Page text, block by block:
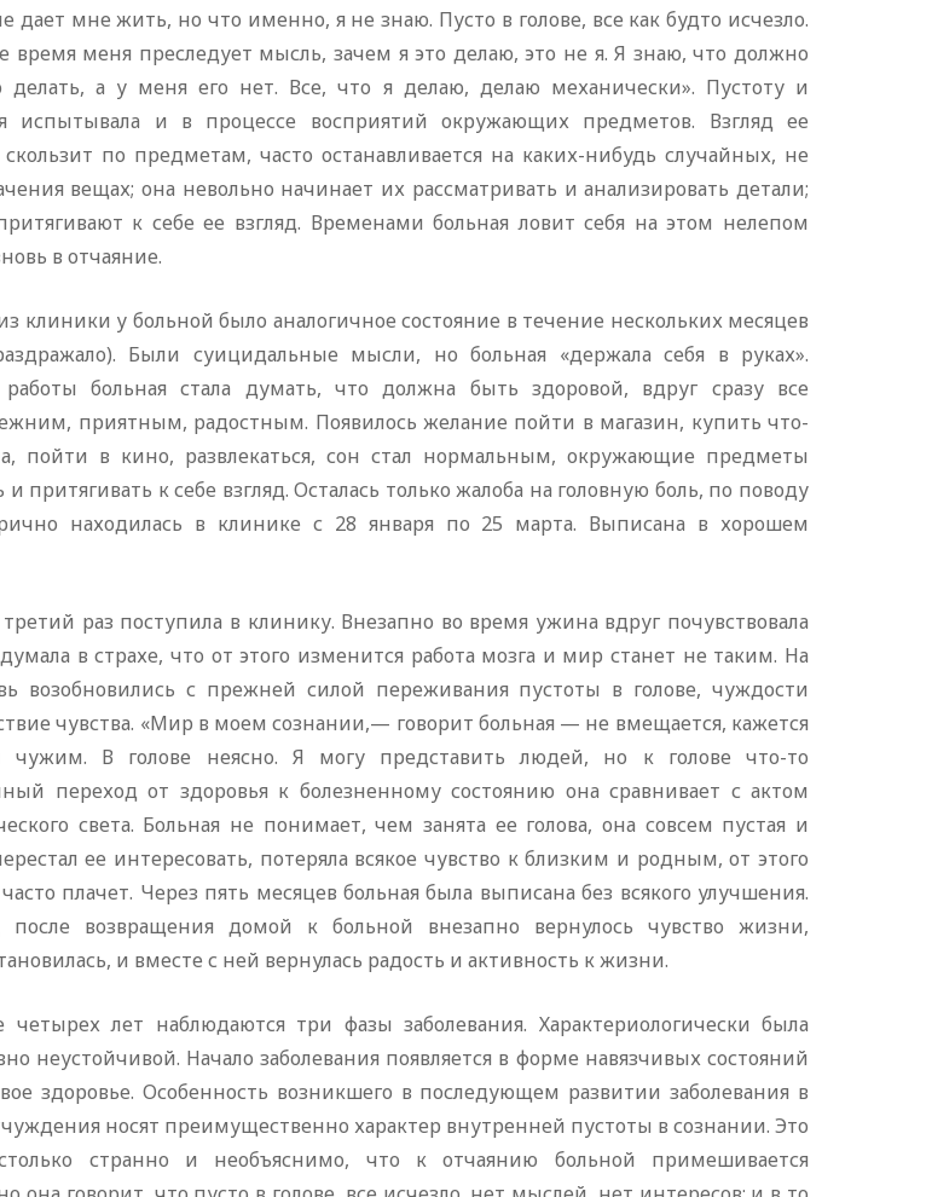
дает мне жить, но что именно, я не знаю. Пусто в голове, все как будто исчезло.
время меня преследует мысль, зачем я это делаю, это не я. Я знаю, что должно
делать, а у меня его нет. Все, что я делаю, делаю механически». Пустоту и
испытывала и в процессе восприятий окружающих предметов. Взгляд ее
по предметам, часто останавливается на каких-нибудь случайных, не
вещах; она невольно начинает их рассматривать и анализировать детали;
к себе ее взгляд. Временами больная ловит себя на этом нелепом
в отчаяние.
клиники у больной было аналогичное состояние в течение нескольких месяцев
Были суицидальные мысли, но больная «держала себя в руках».
больная стала думать, что должна быть здоровой, вдруг сразу все
приятным, радостным. Появилось желание пойти в магазин, купить что-
пойти в кино, развлекаться, сон стал нормальным, окружающие предметы
притягивать к себе взгляд. Осталась только жалоба на головную боль, по поводу
находилась в клинике с 28 января по 25 марта. Выписана в хорошем
третий раз поступила в клинику. Внезапно во время ужина вдруг почувствовала
в страхе, что от этого изменится работа мозга и мир станет не таким. На
возобновились с прежней силой переживания пустоты в голове, чуждости
чувства. «Мир в моем сознании,— говорит больная — не вмещается, кажется
чужим. В голове неясно. Я могу представить людей, но к голове что-то
переход от здоровья к болезненному состоянию она сравнивает с актом
света. Больная не понимает, чем занята ее голова, она совсем пустая и
ее интересовать, потеряла всякое чувство к близким и родным, от этого
плачет. Через пять месяцев больная была выписана без всякого улучшения.
возвращения домой к больной внезапно вернулось чувство жизни,
и вместе с ней вернулась радость и активность к жизни.
лет наблюдаются три фазы заболевания. Характериологически была
неустойчивой. Начало заболевания появляется в форме навязчивых состояний
здоровье. Особенность возникшего в последующем развитии заболевания в
носят преимущественно характер внутренней пустоты в сознании. Это
странно и необъяснимо, что к отчаянию больной примешивается